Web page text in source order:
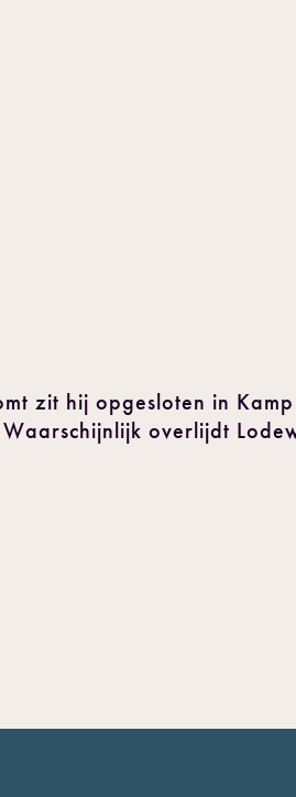
zit hij opgesloten in Kamp
overlijdt